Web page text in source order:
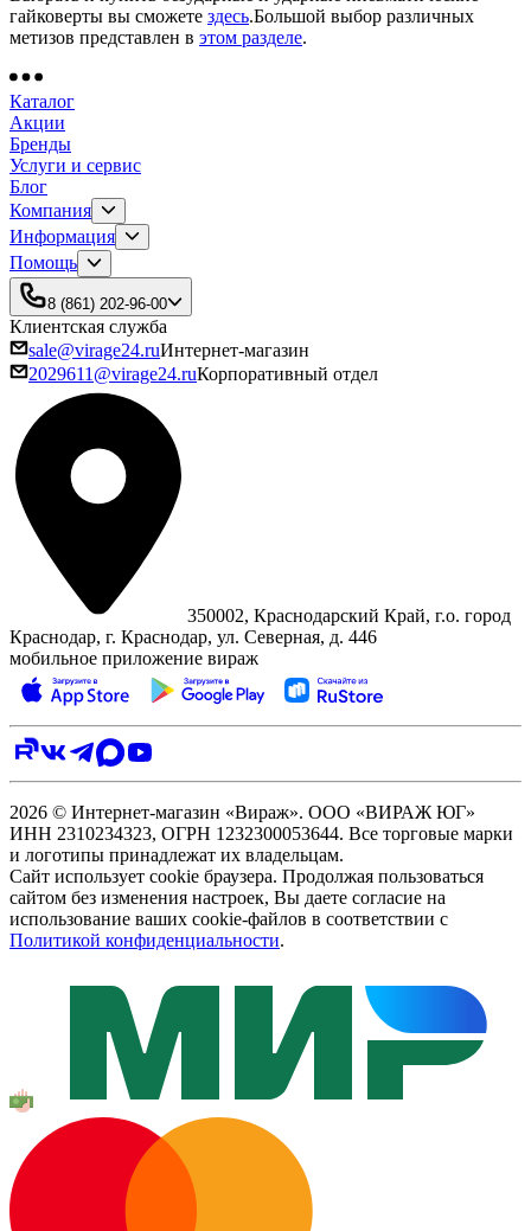
гайковерты вы сможете здесь.Большой выбор различных
метизов представлен в этом разделе.
Каталог
Акции
Бренды
Услуги и сервис
Блог
Компания
Информация
Помощь
8 (861) 202-96-00
Клиентская служба
sale@virage24.ruИнтернет-магазин
2029611@virage24.ruКорпоративный отдел
350002, Краснодарский Край, г.о. город
Краснодар, г. Краснодар, ул. Северная, д. 446
мобильное приложение вираж
2026 © Интернет-магазин «Вираж». ООО «ВИРАЖ ЮГ»
ИНН 2310234323, ОГРН 1232300053644. Все торговые марки
и логотипы принадлежат их владельцам.
Сайт использует cookie браузера. Продолжая пользоваться
сайтом без изменения настроек, Вы даете согласие на
использование ваших cookie-файлов в соответствии с
Политикой конфиденциальности.